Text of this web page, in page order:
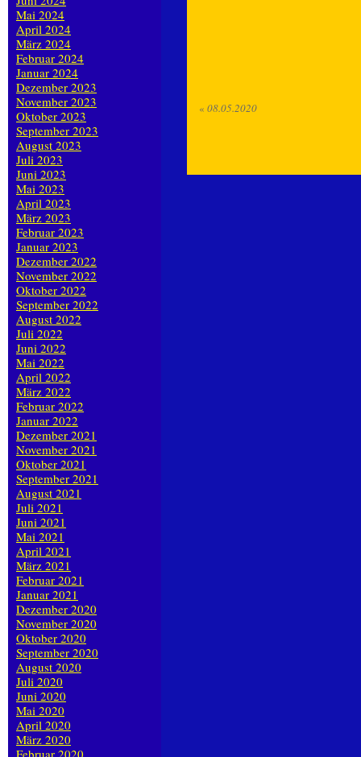
« 08.05.2020
Mai 2024
April 2024
März 2024
Februar 2024
Januar 2024
Dezember 2023
November 2023
Oktober 2023
September 2023
August 2023
Juli 2023
Juni 2023
Mai 2023
April 2023
März 2023
Februar 2023
Januar 2023
Dezember 2022
November 2022
Oktober 2022
September 2022
August 2022
Juli 2022
Juni 2022
Mai 2022
April 2022
März 2022
Februar 2022
Januar 2022
Dezember 2021
November 2021
Oktober 2021
September 2021
August 2021
Juli 2021
Juni 2021
Mai 2021
April 2021
März 2021
Februar 2021
Januar 2021
Dezember 2020
November 2020
Oktober 2020
September 2020
August 2020
Juli 2020
Juni 2020
Mai 2020
April 2020
März 2020
Februar 2020